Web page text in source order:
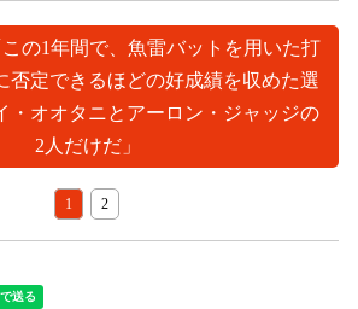
の1年間で、魚雷バットを用いた打
否定できるほどの好成績を収めた選
・オオタニとアーロン・ジャッジの
2人だけだ」
1 2